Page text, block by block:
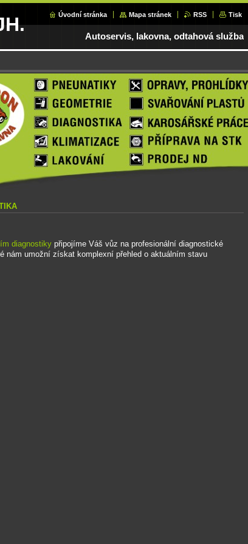
Úvodní stránka Mapa stránek RSS Tisk
Autoservis, lakovna, odtahová služba
diagnostiky připojíme Váš vůz na profesionální diagnostické
nám umožní získat komplexní přehled o aktuálním stavu